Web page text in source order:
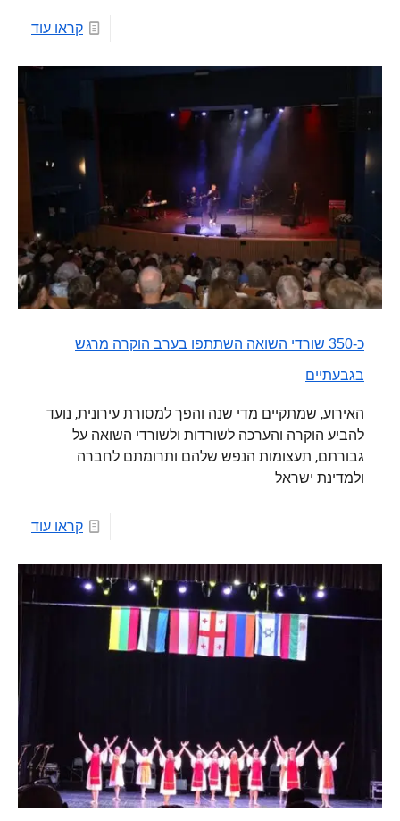
קראו עוד
כ-350 שורדי השואה השתתפו בערב הוקרה מרגש
בגבעתיים
האירוע, שמתקיים מדי שנה והפך למסורת עירונית, נועד
להביע הוקרה והערכה לשורדות ולשורדי השואה על
גבורתם, תעצומות הנפש שלהם ותרומתם לחברה
ולמדינת ישראל
קראו עוד